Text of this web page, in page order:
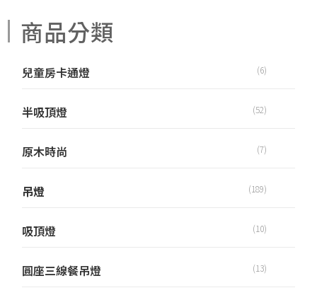
商品分類
兒童房卡通燈 (6)
半吸頂燈 (52)
原木時尚 (7)
吊燈 (189)
吸頂燈 (10)
圓座三線餐吊燈 (13)